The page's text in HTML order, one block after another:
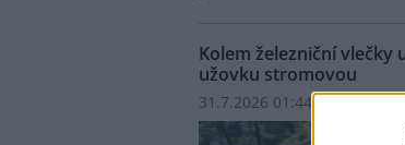
Kolem železniční
užovku stromovou
31.7.2026 01:44 | KYSELKA (